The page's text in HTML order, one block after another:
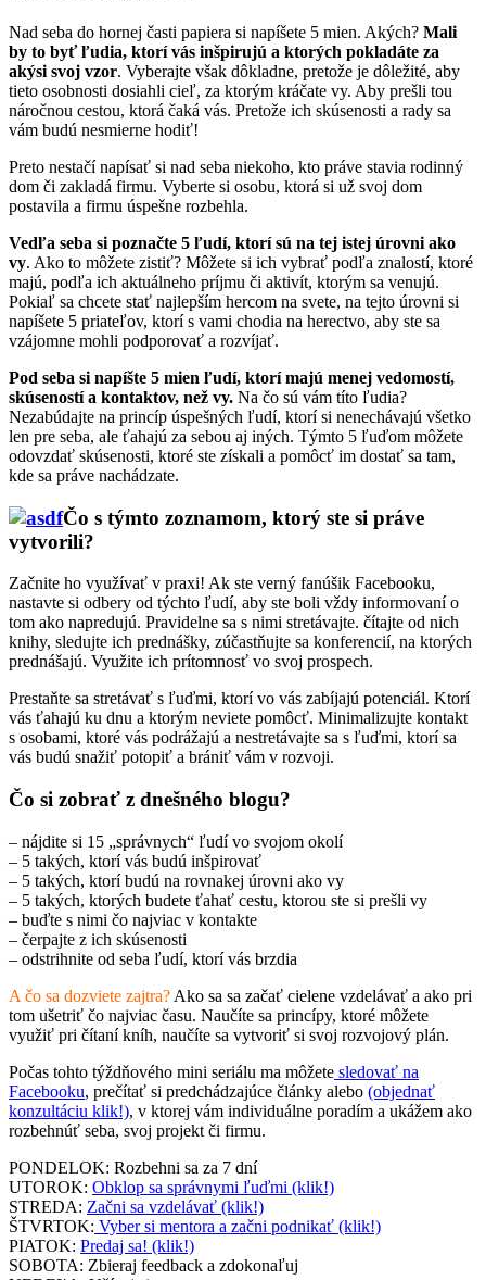
Nad seba do hornej časti papiera si napíšete 5 mien. Akých? Mali
by to byť ľudia, ktorí vás inšpirujú a ktorých pokladáte za
akýsi svoj vzor. Vyberajte však dôkladne, pretože je dôležité, aby
tieto osobnosti dosiahli cieľ, za ktorým kráčate vy. Aby prešli tou
náročnou cestou, ktorá čaká vás. Pretože ich skúsenosti a rady sa
vám budú nesmierne hodiť!
Preto nestačí napísať si nad seba niekoho, kto práve stavia rodinný
dom či zakladá firmu. Vyberte si osobu, ktorá si už svoj dom
postavila a firmu úspešne rozbehla.
Vedľa seba si poznačte 5 ľudí, ktorí sú na tej istej úrovni ako
vy. Ako to môžete zistiť? Môžete si ich vybrať podľa znalostí, ktoré
majú, podľa ich aktuálneho príjmu či aktivít, ktorým sa venujú.
Pokiaľ sa chcete stať najlepším hercom na svete, na tejto úrovni si
napíšete 5 priateľov, ktorí s vami chodia na herectvo, aby ste sa
vzájomne mohli podporovať a rozvíjať.
Pod seba si napíšte 5 mien ľudí, ktorí majú menej vedomostí,
skúseností a kontaktov, než vy. Na čo sú vám títo ľudia?
Nezabúdajte na princíp úspešných ľudí, ktorí si nenechávajú všetko
len pre seba, ale ťahajú za sebou aj iných. Týmto 5 ľuďom môžete
odovzdať skúsenosti, ktoré ste získali a pomôcť im dostať sa tam,
kde sa práve nachádzate.
Čo s týmto zoznamom, ktorý ste si práve
vytvorili?
Začnite ho využívať v praxi! Ak ste verný fanúšik Facebooku,
nastavte si odbery od týchto ľudí, aby ste boli vždy informovaní o
tom ako napredujú. Pravidelne sa s nimi stretávajte. čítajte od nich
knihy, sledujte ich prednášky, zúčastňujte sa konferencií, na ktorých
prednášajú. Využite ich prítomnosť vo svoj prospech.
Prestaňte sa stretávať s ľuďmi, ktorí vo vás zabíjajú potenciál. Ktorí
vás ťahajú ku dnu a ktorým neviete pomôcť. Minimalizujte kontakt
s osobami, ktoré vás podrážajú a nestretávajte sa s ľuďmi, ktorí sa
vás budú snažiť potopiť a brániť vám v rozvoji.
Čo si zobrať z dnešného blogu?
– nájdite si 15 „správnych“ ľudí vo svojom okolí
– 5 takých, ktorí vás budú inšpirovať
– 5 takých, ktorí budú na rovnakej úrovni ako vy
– 5 takých, ktorých budete ťahať cestu, ktorou ste si prešli vy
– buďte s nimi čo najviac v kontakte
– čerpajte z ich skúsenosti
– odstrihnite od seba ľudí, ktorí vás brzdia
A čo sa dozviete zajtra? Ako sa sa začať cielene vzdelávať a ako pri
tom ušetriť čo najviac času. Naučíte sa princípy, ktoré môžete
využiť pri čítaní kníh, naučíte sa vytvoriť si svoj rozvojový plán.
Počas tohto týždňového mini seriálu ma môžete sledovať na
Facebooku, prečítať si predchádzajúce články alebo (objednať
konzultáciu klik!), v ktorej vám individuálne poradím a ukážem ako
rozbehnúť seba, svoj projekt či firmu.
PONDELOK: Rozbehni sa za 7 dní
UTOROK: Obklop sa správnymi ľuďmi (klik!)
STREDA: Začni sa vzdelávať (klik!)
ŠTVRTOK: Vyber si mentora a začni podnikať (klik!)
PIATOK: Predaj sa! (klik!)
SOBOTA: Zbieraj feedback a zdokonaľuj